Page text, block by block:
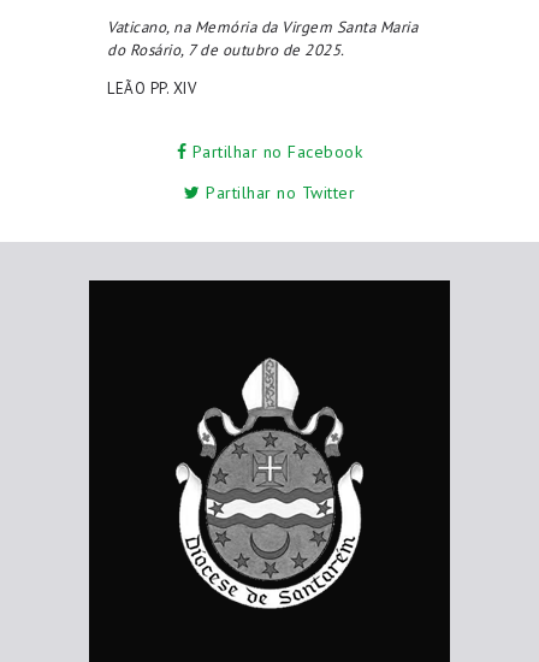
Vaticano, na Memória da Virgem Santa Maria
do Rosário, 7 de outubro de 2025.
LEÃO PP. XIV
Partilhar no Facebook
Partilhar no Twitter